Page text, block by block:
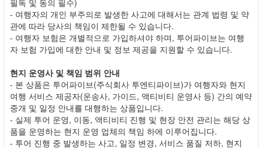
- 여행자의 개인 부주의로 발생한 사고에 대해서는 관계 법령 및 약
관에 따라 당사의 책임이 제한될 수 있습니다.
- 여행자 보험은 개별적으로 가입하셔야 하며, 투어파이브는 여행
자 보험 가입에 대한 안내 및 정보 제공을 지원할 수 있습니다.
현지 운영사 및 책임 범위 안내
- 본 상품은 투어파이브(주식회사 투엔티파이브)가 여행자와 현지
여행 서비스 제공자(운송사, 가이드, 액티비티 운영사 등) 간의 예약
중개 및 일정 안내를 대행하는 상품입니다.
- 실제 투어 운영, 이동, 액티비티 진행 및 현장 안전 관리는 해당 상
품을 운영하는 현지 운영 업체의 책임 하에 이루어집니다.
- 투어 진행 중 발생하는 사고, 일정 변경, 서비스 품질 저하, 현지